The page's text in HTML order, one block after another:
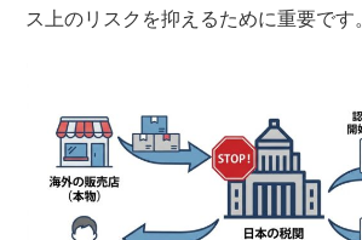
ス上のリスクを抑えるために重要です。